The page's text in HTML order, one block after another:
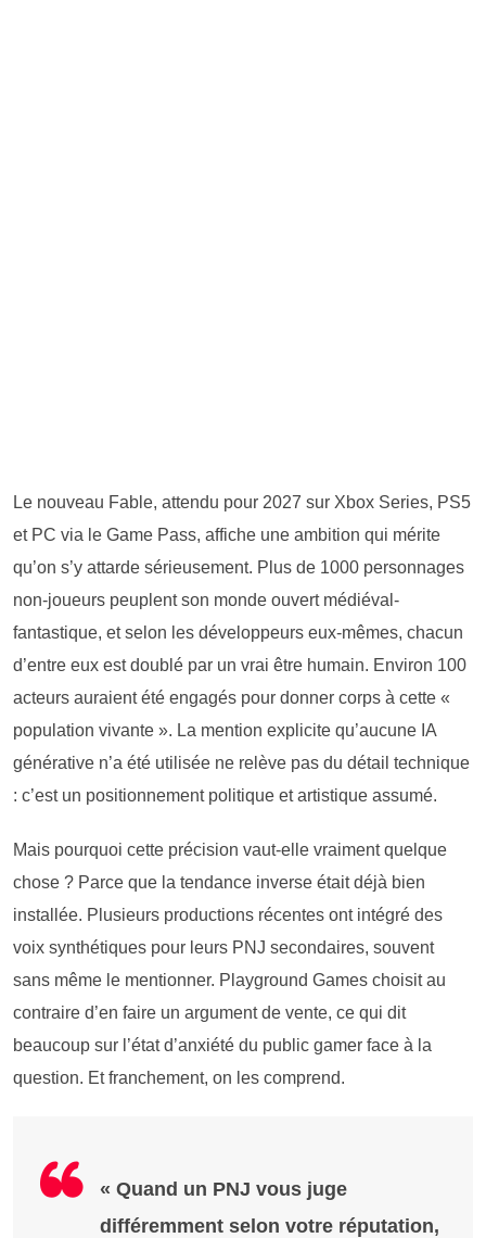
Le nouveau Fable, attendu pour 2027 sur Xbox Series, PS5
et PC via le Game Pass, affiche une ambition qui mérite
qu’on s’y attarde sérieusement. Plus de 1000 personnages
non-joueurs peuplent son monde ouvert médiéval-
fantastique, et selon les développeurs eux-mêmes, chacun
d’entre eux est doublé par un vrai être humain. Environ 100
acteurs auraient été engagés pour donner corps à cette «
population vivante ». La mention explicite qu’aucune IA
générative n’a été utilisée ne relève pas du détail technique
: c’est un positionnement politique et artistique assumé.
Mais pourquoi cette précision vaut-elle vraiment quelque
chose ? Parce que la tendance inverse était déjà bien
installée. Plusieurs productions récentes ont intégré des
voix synthétiques pour leurs PNJ secondaires, souvent
sans même le mentionner. Playground Games choisit au
contraire d’en faire un argument de vente, ce qui dit
beaucoup sur l’état d’anxiété du public gamer face à la
question. Et franchement, on les comprend.
« Quand un PNJ vous juge
différemment selon votre réputation,